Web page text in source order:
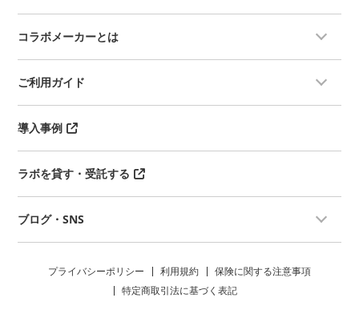
コラボメーカーとは
ご利用ガイド
導入事例
ラボを貸す・受託する
ブログ・SNS
プライバシーポリシー 利用規約
保険に関する注意事項
特定商取引法に基づく表記